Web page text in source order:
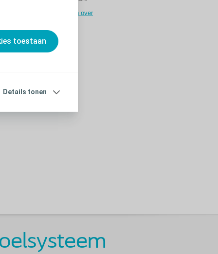
toestaan
Details tonen
Veelgestelde vragen over